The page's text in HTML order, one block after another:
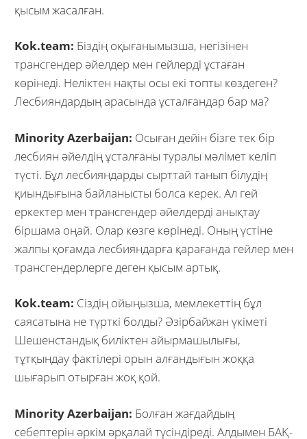
қысым жасалған.
Kok.team: Біздің оқығанымызша, негізінен
трансгендер әйелдер мен гейлерді ұстаған
көрінеді. Неліктен нақты осы екі топты көздеген?
Лесбияндардың арасында ұсталғандар бар ма?
Minority Azerbaijan: Осыған дейін бізге тек бір
лесбиян әйелдің ұсталғаны туралы мәлімет келіп
түсті. Бұл лесбияндарды сырттай танып білудің
қиындығына байланысты болса керек. Ал гей
еркектер мен трансгендер әйелдерді анықтау
біршама оңай. Олар көзге көрінеді. Оның үстіне
жалпы қоғамда лесбияндарға қарағанда гейлер мен
трансгендерлерге деген қысым артық.
Kok.team: Сіздің ойыңызша, мемлекеттің бұл
саясатына не түрткі болды? Әзірбайжан үкіметі
Шешенстандық биліктен айырмашылығы,
тұтқындау фактілері орын алғандығын жоққа
шығарып отырған жоқ қой.
Minority Azerbaijan: Болған жағдайдың
себептерін әркім әрқалай түсіндіреді. Алдымен БАҚ-